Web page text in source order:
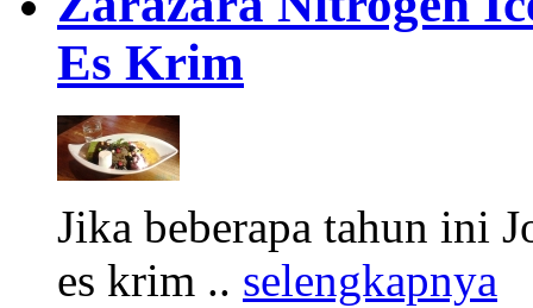
Es Krim
Jika beberapa tahun ini
es krim .. selengkapnya